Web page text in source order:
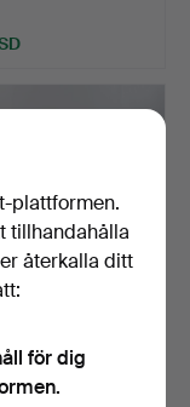
I ROSETRÄ
SITS, 18…
6 aug 2026
plattformen.
tillhandahålla
återkalla ditt
för dig